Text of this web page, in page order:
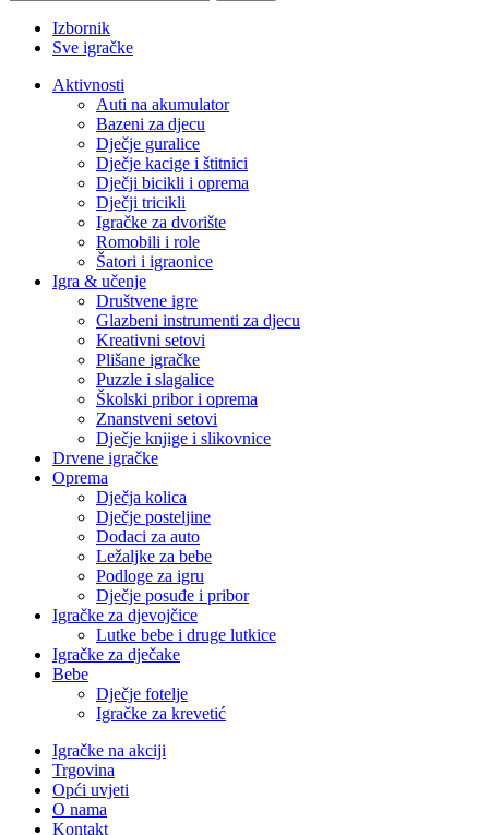
Izbornik
Sve igračke
Aktivnosti
Auti na akumulator
Bazeni za djecu
Dječje guralice
Dječje kacige i štitnici
Dječji bicikli i oprema
Dječji tricikli
Igračke za dvorište
Romobili i role
Šatori i igraonice
Igra & učenje
Društvene igre
Glazbeni instrumenti za djecu
Kreativni setovi
Plišane igračke
Puzzle i slagalice
Školski pribor i oprema
Znanstveni setovi
Dječje knjige i slikovnice
Drvene igračke
Oprema
Dječja kolica
Dječje posteljine
Dodaci za auto
Ležaljke za bebe
Podloge za igru
Dječje posuđe i pribor
Igračke za djevojčice
Lutke bebe i druge lutkice
Igračke za dječake
Bebe
Dječje fotelje
Igračke za krevetić
Igračke na akciji
Trgovina
Opći uvjeti
O nama
Kontakt